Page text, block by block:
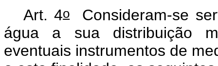
Art. 4oConsideram-se
água a sua distribuição
eventuais instrumentos de